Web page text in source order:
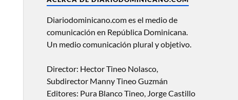
Diariodominicano.com es el medio de
comunicación en República Dominicana.
Un medio comunicación plural y objetivo.
Director: Hector Tineo Nolasco,
Subdirector Manny Tineo Guzmán
Editores: Pura Blanco Tineo, Jorge Castillo